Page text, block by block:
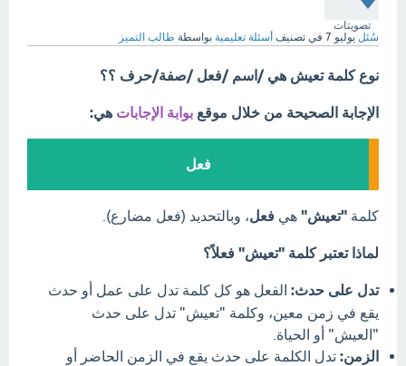
تصويتات
سُئل يوليو 7 في تصنيف أسئلة تعليمية بواسطة طالب التميز
نوع كلمة تعيش هي /اسم /فعل /صفة/حرف ؟؟
الإجابة الصحيحة من خلال موقع بوابة الإجابات هي:
فعل
كلمة "تعيش" هي فعل، وبالتحديد (فعل مضارع).
لماذا تعتبر كلمة "تعيش" فعلاً؟
تدل على حدث: الفعل هو كل كلمة تدل على عمل أو حدث
يقع في زمن معين، وكلمة "تعيش" تدل على حدث
"العيش" أو الحياة.
الزمن: تدل الكلمة على حدث يقع في الزمن الحاضر أو